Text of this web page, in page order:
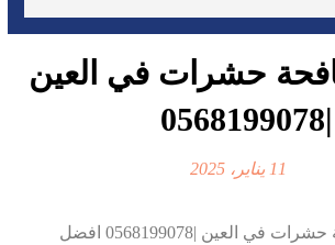
حشرات في العين
|0568199078
11 يناير، 2025
شركة مكافحة حشرات في العين |0568199078 افضل